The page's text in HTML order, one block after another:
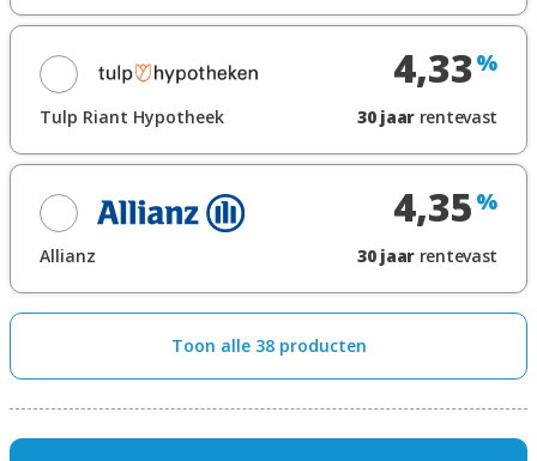
Toon renteblad
Tulp Riant Hypotheek
4,33%
30jaar rentevast
Looptijdrente
Allianz
4,35 %
30jaar rentevast
Maak een afspraak
Toon renteblad
Toon alle 38 producten